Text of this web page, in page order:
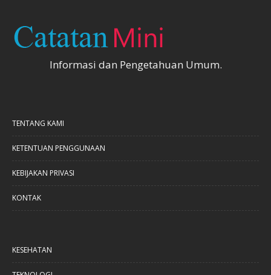
Informasi dan Pengetahuan Umum.
TENTANG KAMI
KETENTUAN PENGGUNAAN
KEBIJAKAN PRIVASI
KONTAK
KESEHATAN